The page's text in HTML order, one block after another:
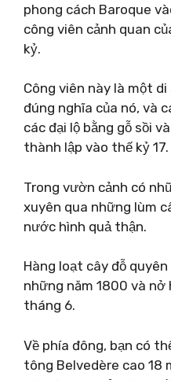
phong cách Baroque
công viên cảnh quan
kỷ.
Công viên này là một
đúng nghĩa của nó, và
các đại lộ bằng gỗ sồi
thành lập vào thế kỷ 17.
Trong vườn cảnh có
xuyên qua những lùm
nước hình quả thận.
Hàng loạt cây đỗ
những năm 1800 và nở
tháng 6.
Về phía đông, bạn có
tông Belvedère cao 18